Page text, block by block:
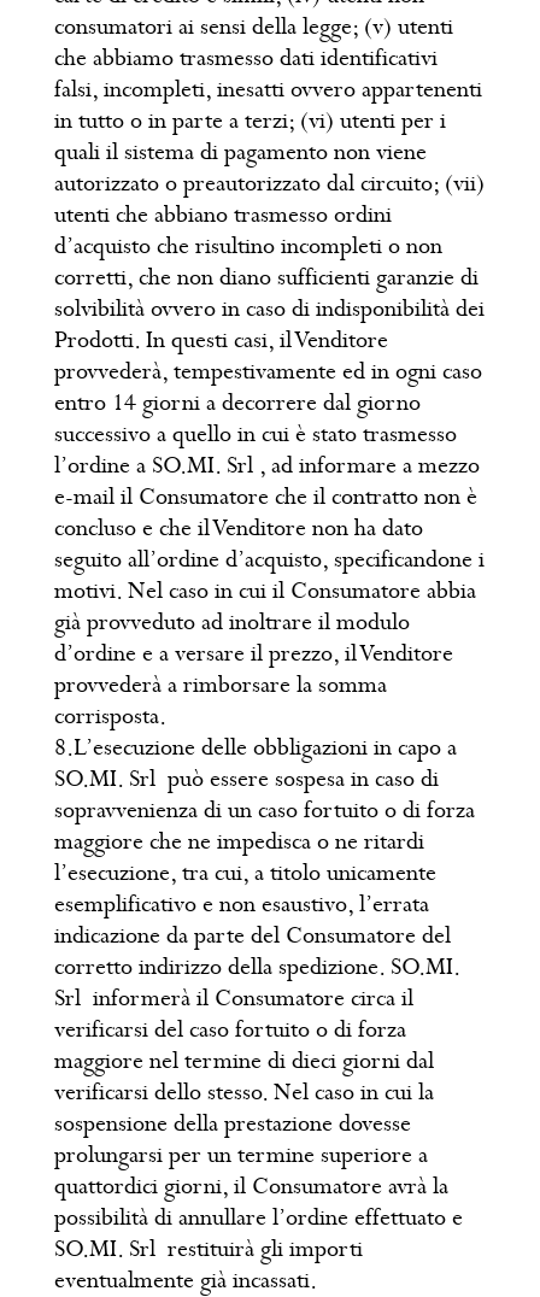
consumatori ai sensi della legge; (v) utenti
che abbiamo trasmesso dati identificativi
falsi, incompleti, inesatti ovvero appartenenti
in tutto o in parte a terzi; (vi) utenti per i
quali il sistema di pagamento non viene
autorizzato o preautorizzato dal circuito; (vii)
utenti che abbiano trasmesso ordini
d’acquisto che risultino incompleti o non
corretti, che non diano sufficienti garanzie di
solvibilità ovvero in caso di indisponibilità dei
Prodotti. In questi casi, il Venditore
provvederà, tempestivamente ed in ogni caso
entro 14 giorni a decorrere dal giorno
successivo a quello in cui è stato trasmesso
l’ordine a SO.MI. Srl , ad informare a mezzo
e-mail il Consumatore che il contratto non è
concluso e che il Venditore non ha dato
seguito all’ordine d’acquisto, specificandone i
motivi. Nel caso in cui il Consumatore abbia
già provveduto ad inoltrare il modulo
d’ordine e a versare il prezzo, il Venditore
provvederà a rimborsare la somma
corrisposta.
8.L’esecuzione delle obbligazioni in capo a
SO.MI. Srl può essere sospesa in caso di
sopravvenienza di un caso fortuito o di forza
maggiore che ne impedisca o ne ritardi
l’esecuzione, tra cui, a titolo unicamente
esemplificativo e non esaustivo, l’errata
indicazione da parte del Consumatore del
corretto indirizzo della spedizione. SO.MI.
Srl informerà il Consumatore circa il
verificarsi del caso fortuito o di forza
maggiore nel termine di dieci giorni dal
verificarsi dello stesso. Nel caso in cui la
sospensione della prestazione dovesse
prolungarsi per un termine superiore a
quattordici giorni, il Consumatore avrà la
possibilità di annullare l’ordine effettuato e
SO.MI. Srl restituirà gli importi
eventualmente già incassati.